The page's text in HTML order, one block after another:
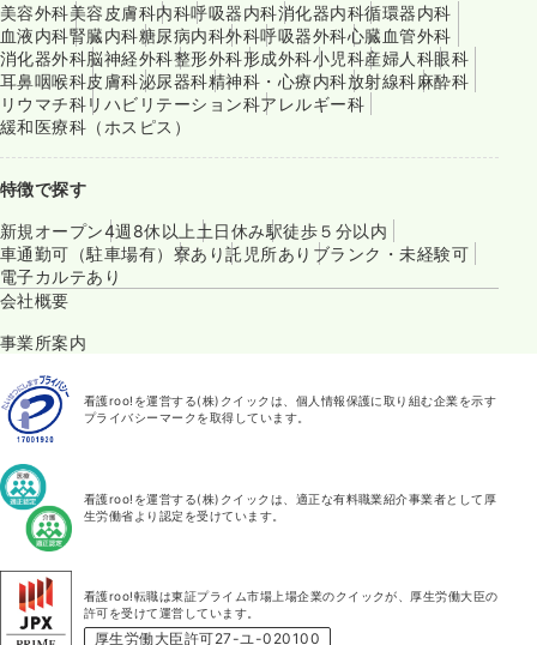
美容外科美容皮膚科内科呼吸器内科消化器内科循環器内科
血液内科腎臓内科糖尿病内科外科呼吸器外科心臓血管外科
消化器外科脳神経外科整形外科形成外科小児科産婦人科眼科
耳鼻咽喉科皮膚科泌尿器科精神科・心療内科放射線科麻酔科
リウマチ科リハビリテーション科アレルギー科
緩和医療科（ホスピス）
特徴で探す
新規オープン4週8休以上 土日休み駅徒歩５分以内
車通勤可（駐車場有） 寮あり託児所あり ブランク・未経験可
電子カルテあり
会社概要
事業所案内
看護roo!を運営する(株)クイックは、個人情報保護に取り組む企業を示す
プライバシーマークを取得しています。
看護roo!を運営する(株)クイックは、適正な有料職業紹介事業者として厚
生労働省より認定を受けています。
看護roo!転職は東証プライム市場上場企業のクイックが、厚生労働大臣の
許可を受けて運営しています。
厚生労働大臣許可27-ユ-020100